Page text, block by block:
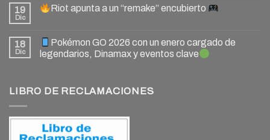
19
Dic
Riot apunta a un “remake” encubierto
18
Dic
Pokémon GO 2026 con un enero cargado de
legendarios, Dinamax y eventos clave
LIBRO DE RECLAMACIONES